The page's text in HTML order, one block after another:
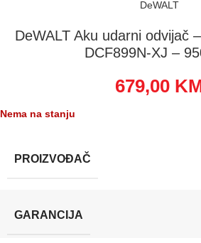
DeWALT
DeWALT Aku udarni odvijač
DCF899N-XJ –
679,00
Nema na stanju
PROIZVOĐAČ
GARANCIJA